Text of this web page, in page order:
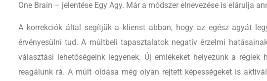
One Brain – jelentése Egy Agy. Már a módszer elnevezése is elárulja
A korrekciók által segítjük a klienst abban, hogy az egész agyát
érvényesülni tud. A múltbeli tapasztalatok negatív érzelmi
választási lehetőségeink legyenek. Új emlékeket helyezünk a
reagálunk rá. A múlt oldása még olyan rejtett képességeket is